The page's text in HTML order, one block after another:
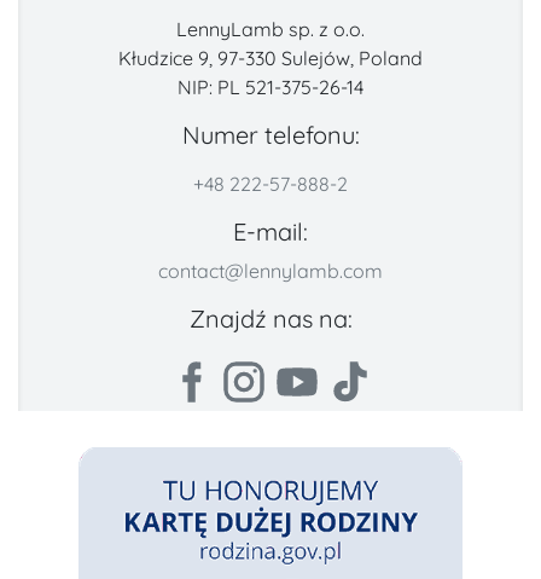
LennyLamb sp. z o.o.
Kłudzice 9, 97-330 Sulejów, Poland
NIP: PL 521-375-26-14
Numer telefonu:
+48 222-57-888-2
E-mail:
contact@lennylamb.com
Znajdź nas na: